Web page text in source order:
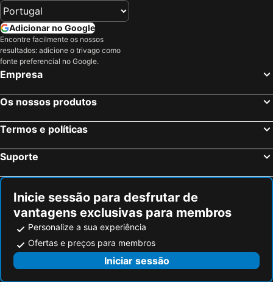
Adicionar no Google
Encontre facilmente os nossos
resultados: adicione o trivago como
fonte preferencial no Google.
Empresa
Os nossos produtos
Termos e políticas
Suporte
Inicie sessão para desfrutar de
vantagens exclusivas para membros
Personalize a sua experiência
Ofertas e preços para membros
Iniciar sessão